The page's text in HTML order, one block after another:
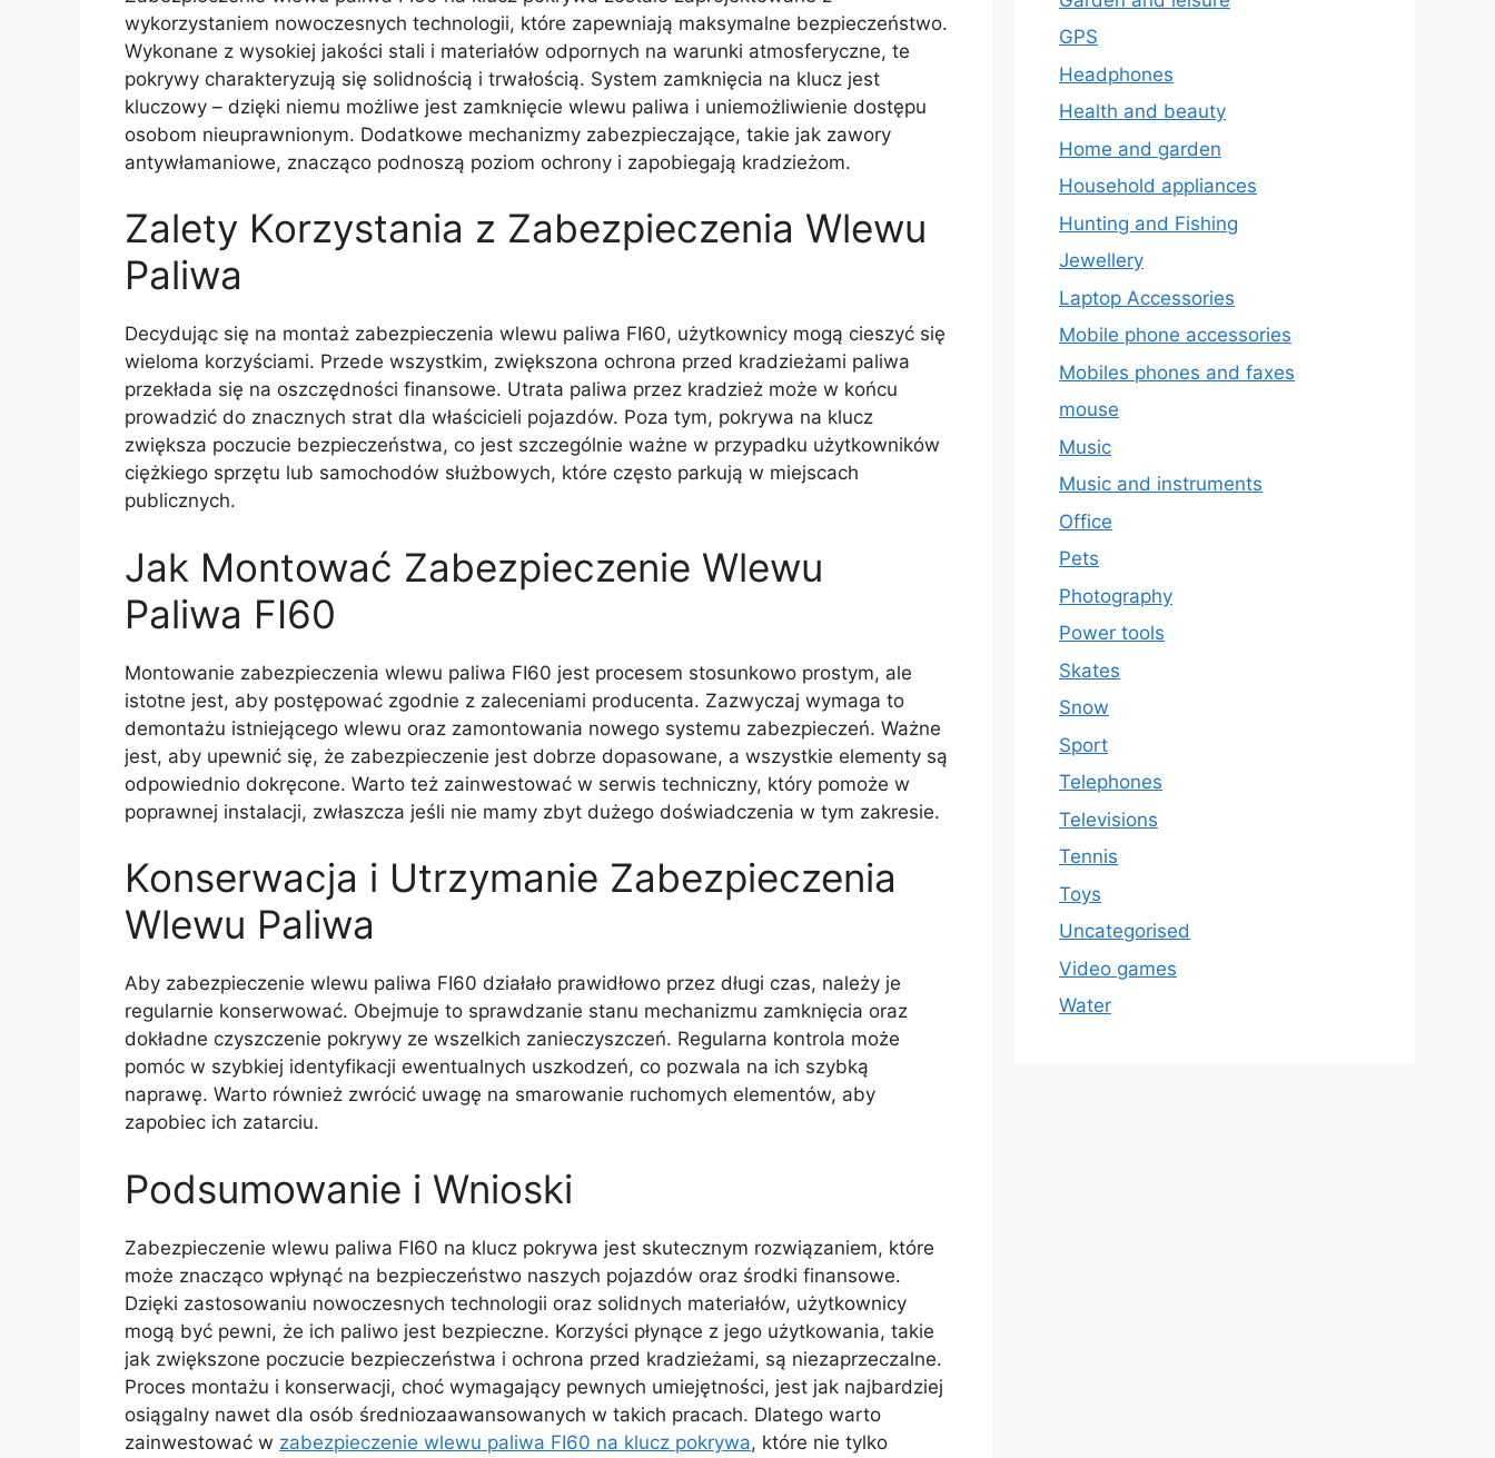
wykorzystaniem nowoczesnych technologii, które zapewniają maksymalne bezpieczeństwo.
Wykonane z wysokiej jakości stali i materiałów odpornych na warunki atmosferyczne, te
pokrywy charakteryzują się solidnością i trwałością. System zamknięcia na klucz jest
kluczowy – dzięki niemu możliwe jest zamknięcie wlewu paliwa i uniemożliwienie dostępu
osobom nieuprawnionym. Dodatkowe mechanizmy zabezpieczające, takie jak zawory
antywłamaniowe, znacząco podnoszą poziom ochrony i zapobiegają kradzieżom.
Zalety Korzystania z Zabezpieczenia Wlewu
Paliwa
Decydując się na montaż zabezpieczenia wlewu paliwa FI60, użytkownicy mogą cieszyć się
wieloma korzyściami. Przede wszystkim, zwiększona ochrona przed kradzieżami paliwa
przekłada się na oszczędności finansowe. Utrata paliwa przez kradzież może w końcu
prowadzić do znacznych strat dla właścicieli pojazdów. Poza tym, pokrywa na klucz
zwiększa poczucie bezpieczeństwa, co jest szczególnie ważne w przypadku użytkowników
ciężkiego sprzętu lub samochodów służbowych, które często parkują w miejscach
publicznych.
Jak Montować Zabezpieczenie Wlewu
Paliwa FI60
Montowanie zabezpieczenia wlewu paliwa FI60 jest procesem stosunkowo prostym, ale
istotne jest, aby postępować zgodnie z zaleceniami producenta. Zazwyczaj wymaga to
demontażu istniejącego wlewu oraz zamontowania nowego systemu zabezpieczeń. Ważne
jest, aby upewnić się, że zabezpieczenie jest dobrze dopasowane, a wszystkie elementy są
odpowiednio dokręcone. Warto też zainwestować w serwis techniczny, który pomoże w
poprawnej instalacji, zwłaszcza jeśli nie mamy zbyt dużego doświadczenia w tym zakresie.
Konserwacja i Utrzymanie Zabezpieczenia
Wlewu Paliwa
Aby zabezpieczenie wlewu paliwa FI60 działało prawidłowo przez długi czas, należy je
regularnie konserwować. Obejmuje to sprawdzanie stanu mechanizmu zamknięcia oraz
dokładne czyszczenie pokrywy ze wszelkich zanieczyszczeń. Regularna kontrola może
pomóc w szybkiej identyfikacji ewentualnych uszkodzeń, co pozwala na ich szybką
naprawę. Warto również zwrócić uwagę na smarowanie ruchomych elementów, aby
zapobiec ich zatarciu.
Podsumowanie i Wnioski
Zabezpieczenie wlewu paliwa FI60 na klucz pokrywa jest skutecznym rozwiązaniem, które
może znacząco wpłynąć na bezpieczeństwo naszych pojazdów oraz środki finansowe.
Dzięki zastosowaniu nowoczesnych technologii oraz solidnych materiałów, użytkownicy
mogą być pewni, że ich paliwo jest bezpieczne. Korzyści płynące z jego użytkowania, takie
jak zwiększone poczucie bezpieczeństwa i ochrona przed kradzieżami, są niezaprzeczalne.
Proces montażu i konserwacji, choć wymagający pewnych umiejętności, jest jak najbardziej
osiągalny nawet dla osób średniozaawansowanych w takich pracach. Dlatego warto
zainwestować w zabezpieczenie wlewu paliwa FI60 na klucz pokrywa, które nie tylko
GPS
Headphones
Health and beauty
Home and garden
Household appliances
Hunting and Fishing
Jewellery
Laptop Accessories
Mobile phone accessories
Mobiles phones and faxes
mouse
Music
Music and instruments
Office
Pets
Photography
Power tools
Skates
Snow
Sport
Telephones
Televisions
Tennis
Toys
Uncategorised
Video games
Water